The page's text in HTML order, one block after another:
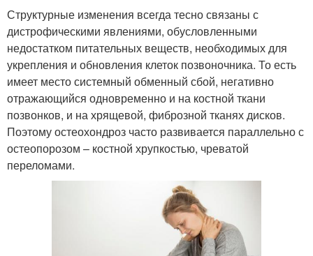
Структурные изменения всегда тесно связаны с
дистрофическими явлениями, обусловленными
недостатком питательных веществ, необходимых для
укрепления и обновления клеток позвоночника. То есть
имеет место системный обменный сбой, негативно
отражающийся одновременно и на костной ткани
позвонков, и на хрящевой, фиброзной тканях дисков.
Поэтому остеохондроз часто развивается параллельно с
остеопорозом – костной хрупкостью, чреватой
переломами.